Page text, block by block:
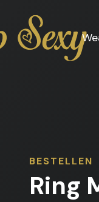
BESTELLEN
Ring